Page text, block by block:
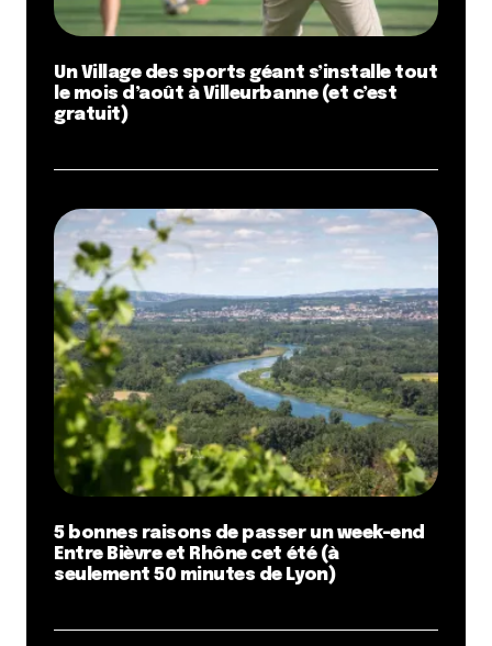
Un Village des sports géant s’installe tout
le mois d’août à Villeurbanne (et c’est
gratuit)
5 bonnes raisons de passer un week-end
Entre Bièvre et Rhône cet été (à
seulement 50 minutes de Lyon)